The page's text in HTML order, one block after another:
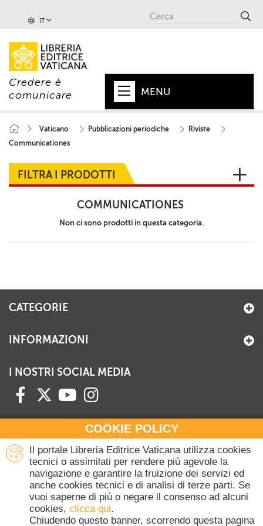
IT
Credere è
comunicare
MENU
+
VATICANO
CHIESA
MONDO
+
Vaticano Pubblicazioni periodiche
Riviste
Communicationes
FILTRA I PRODOTTI
COMMUNICATIONES
Non ci sono prodotti in questa categoria.
COOKIE POLICY
Il portale Libreria Editrice Vaticana utilizza cookies
tecnici o assimilati per rendere più agevole la
navigazione e garantire la fruizione dei servizi ed
anche cookies tecnici e di analisi di terze parti. Se
vuoi saperne di più o negare il consenso ad alcuni
cookies, clicca qui.
Chiudendo questo banner, scorrendo questa pagina
CATEGORIE
INFORMAZIONI
I NOSTRI SOCIAL MEDIA
HAI BISOGNO DI INFORMAZIONI?
Contattaci all'Ufficio Commerciale
+39 06 698 45780
Lunedì-Giovedì 8-16.30
Venerdì 8-14
(Escluse festività Vaticane)